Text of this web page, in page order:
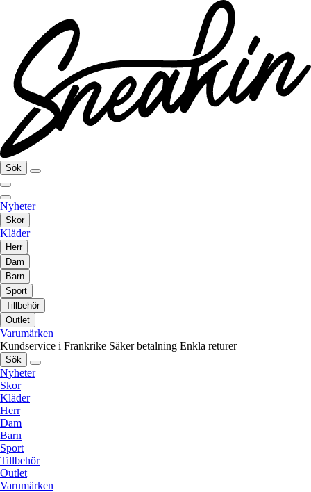
Sök
Nyheter
Skor
Kläder
Herr
Dam
Barn
Sport
Tillbehör
Outlet
Varumärken
Kundservice i Frankrike Säker betalning Enkla returer
Sök
Nyheter
Skor
Kläder
Herr
Dam
Barn
Sport
Tillbehör
Outlet
Varumärken